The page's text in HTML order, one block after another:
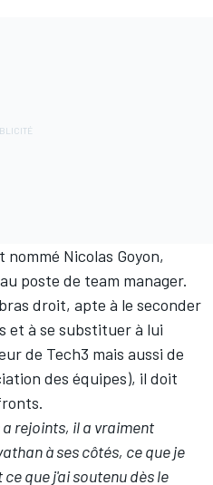
Nicolas Goyon,
poste de team manager.
droit, apte à le seconder
et à se substituer à lui
de Tech3 mais aussi de
des équipes), il doit
rejoints, il a vraiment
à ses côtés, ce que je
que j'ai soutenu dès le